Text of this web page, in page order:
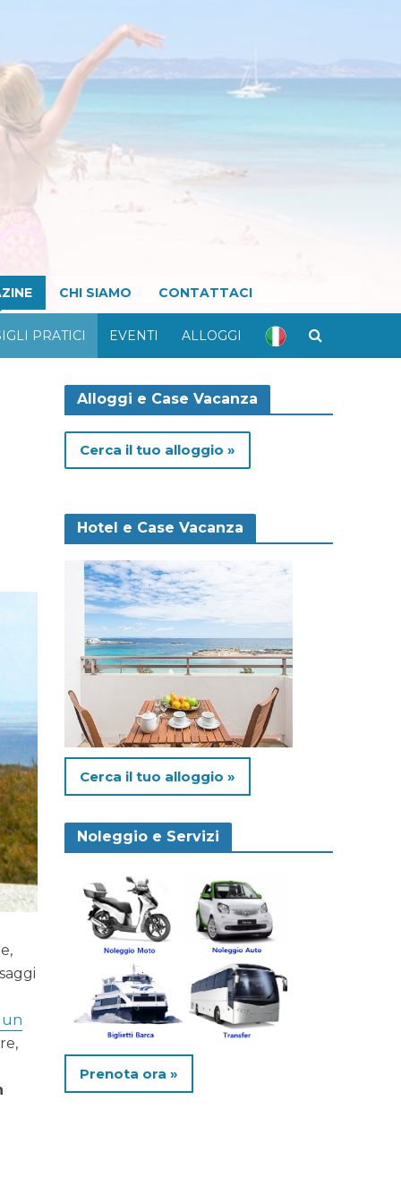
CHI SIAMO CONTATTACI
PRATICI EVENTI ALLOGGI
un
Alloggi e Case Vacanza
Cerca il tuo alloggio »
Hotel e Case Vacanza
Cerca il tuo alloggio »
Noleggio e Servizi
Prenota ora »